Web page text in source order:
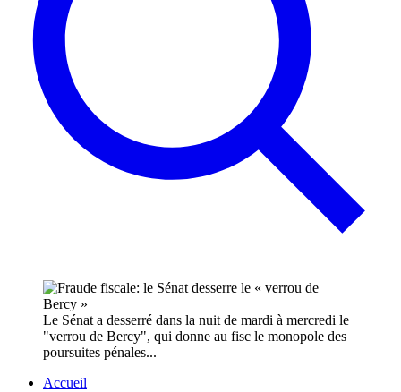
Le Sénat a desserré dans la nuit de mardi à mercredi le
"verrou de Bercy", qui donne au fisc le monopole des
poursuites pénales...
Accueil